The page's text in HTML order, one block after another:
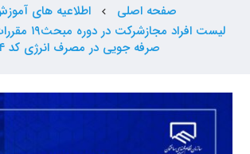
صفحه اصلی chevron_left اطلاعیه های
لیست افراد
صرفه جویی در مصرف انرژی کد ۳۶۴